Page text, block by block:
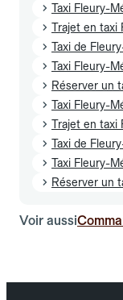
Taxi Fleury-
Trajet en taxi
Taxi de
Taxi Fleury-
Réserver un
Taxi Fleury-
Trajet en taxi
Taxi de
Taxi Fleury-
Réserver un
Voir aussi